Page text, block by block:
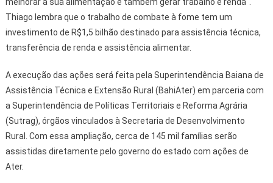
melhorar a sua alimentação e também gerar trabalho e renda".
Thiago lembra que o trabalho de combate à fome tem um
investimento de R$1,5 bilhão destinado para assistência técnica,
transferência de renda e assistência alimentar.
A execução das ações será feita pela Superintendência Baiana de
Assistência Técnica e Extensão Rural (BahiAter) em parceria com
a Superintendência de Políticas Territoriais e Reforma Agrária
(Sutrag), órgãos vinculados à Secretaria de Desenvolvimento
Rural. Com essa ampliação, cerca de 145 mil famílias serão
assistidas diretamente pelo governo do estado com ações de
Ater.